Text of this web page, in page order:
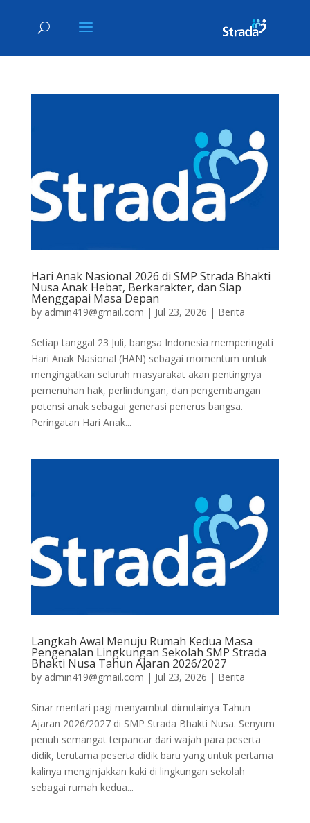
Hari Anak Nasional 2026 di SMP Strada Bhakti
Nusa Anak Hebat, Berkarakter, dan Siap
Menggapai Masa Depan
by admin419@gmail.com | Jul 23, 2026 | Berita
Setiap tanggal 23 Juli, bangsa Indonesia memperingati
Hari Anak Nasional (HAN) sebagai momentum untuk
mengingatkan seluruh masyarakat akan pentingnya
pemenuhan hak, perlindungan, dan pengembangan
potensi anak sebagai generasi penerus bangsa.
Peringatan Hari Anak...
Langkah Awal Menuju Rumah Kedua Masa
Pengenalan Lingkungan Sekolah SMP Strada
Bhakti Nusa Tahun Ajaran 2026/2027
by admin419@gmail.com | Jul 23, 2026 | Berita
Sinar mentari pagi menyambut dimulainya Tahun
Ajaran 2026/2027 di SMP Strada Bhakti Nusa. Senyum
penuh semangat terpancar dari wajah para peserta
didik, terutama peserta didik baru yang untuk pertama
kalinya menginjakkan kaki di lingkungan sekolah
sebagai rumah kedua...